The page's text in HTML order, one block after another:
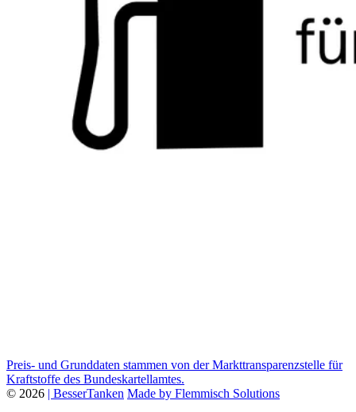
Preis- und Grunddaten stammen von der Markttransparenzstelle für
Kraftstoffe des Bundeskartellamtes.
© 2026 | BesserTanken Made by Flemmisch Solutions